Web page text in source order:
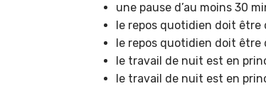
une pause d’au moins 30
le repos quotidien doit être
le repos quotidien doit être
le travail de nuit est en
le travail de nuit est en